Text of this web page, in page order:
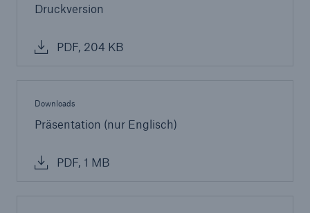
Druckversion
PDF, 204 KB
Downloads
Präsentation (nur Englisch)
PDF, 1 MB